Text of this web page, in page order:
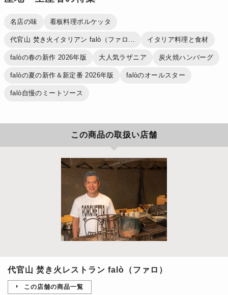
名店の味 看板料理ポルケッタ
代官山 焚き火イタリアン falò（ファロ... イタリア料理と食材
falòの春の新作 2026年版 大人気ラザニア 炭火焼ハンバーグ
falòの夏の新作＆新定番 2026年版 falòのオールスター
falò自慢のミートソース
この商品の取扱い店舗
代官山 焚き火レストラン falò（ファロ）
この店舗の商品一覧